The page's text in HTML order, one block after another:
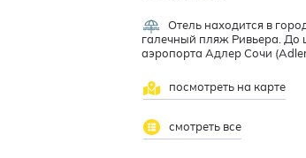
Отель находится в
галечный пляж Ривьера.
аэропорта Адлер Сочи
посмотреть на карте
смотреть все